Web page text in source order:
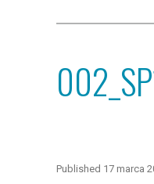
Published 17 marca